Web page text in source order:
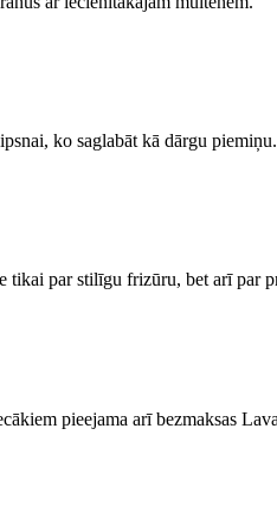
ko saglabāt kā dārgu piemiņu.
tikai par stilīgu frizūru, bet arī par
pieejama arī bezmaksas